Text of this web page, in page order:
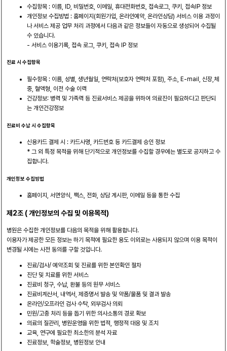
수집항목 : 이름, ID, 비밀번호, 이메일, 휴대전화번호, 접속로그, 쿠키, 접속IP 정보
개인정보 수집방법 : 홈페이지(회원가입, 온라인예약, 온라인상담) 서비스 이용 과정이
나 서비스 제공 업무 처리 과정에서 다음과 같은 정보들이 자동으로 생성되어 수집될
수 있습니다.
- 서비스 이용기록, 접속 로그, 쿠키, 접속 IP 정보
진료 시 수집항목
필수항목 : 이름, 성별, 생년월일, 연락처(보호자 연락처 포함), 주소, E-mail, 신장,체
중, 혈액형, 이전 수술 이력
건강정보: 병력 및 가족력 등 진료서비스 제공을 위하여 의료진이 필요하다고 판단되
는 개인건강정보
진료비 수납 시 수집항목
신용카드 결제 시 : 카드사명, 카드번호 등 카드결제 승인 정보
* 그 외 특정 목적을 위해 단기적으로 개인정보를 수집할 경우에는 별도로 공지하고 수
집합니다.
개인정보 수집방법
홈페이지, 서면양식, 팩스, 전화, 상담 게시판, 이메일 등을 통한 수집
제2조 ( 개인정보의 수집 및 이용목적)
병원은 수집한 개인정보를 다음의 목적을 위해 활용합니다.
이용자가 제공한 모든 정보는 하기 목적에 필요한 용도 이외로는 사용되지 않으며 이용 목적이
변경될 시에는 사전 동의를 구할 것입니다.
진료/검사/ 예약조회 및 진료를 위한 본인확인 절차
진단 및 치료를 위한 서비스
진료비 청구, 수납, 환불 등의 원무 서비스
진료비계산서, 내역서, 제증명서 발송 및 약품/물품 및 결과 발송
온라인/오프라인 검사 수탁, 외부검사 의뢰
민원/고충 처리 등을 돕기 위한 의사소통의 경로 확보
의료의 질관리, 병원운영을 위한 법적, 행정적 대응 및 조치
교육, 연구에 필요한 최소한의 분석 자료
진료정보, 학술정보, 병원정보 안내